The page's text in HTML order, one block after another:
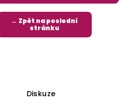
← Zpět na poslední
stránku
Diskuze